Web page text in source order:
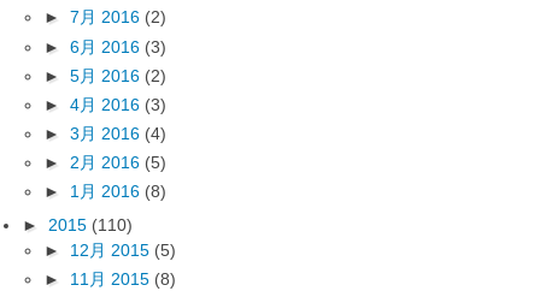
► 7月 2016 (2)
► 6月 2016 (3)
► 5月 2016 (2)
► 4月 2016 (3)
► 3月 2016 (4)
► 2月 2016 (5)
► 1月 2016 (8)
► 2015 (110)
► 12月 2015 (5)
► 11月 2015 (8)